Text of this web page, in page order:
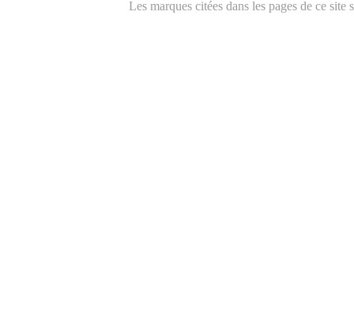
Les marques citées dans les pages de ce